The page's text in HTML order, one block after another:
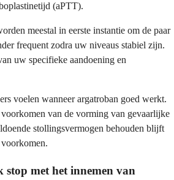
(aPTT).
meestal in eerste instantie om de paar
frequent zodra uw niveaus stabiel zijn.
uw specifieke aandoening en
voelen wanneer argatroban goed werkt.
van de vorming van gevaarlijke
stollingsvermogen behouden blijft
stop met het innemen van